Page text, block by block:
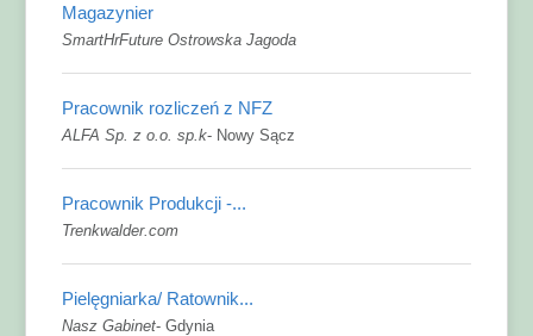
Magazynier
SmartHrFuture Ostrowska Jagoda
Pracownik rozliczeń z NFZ
ALFA Sp. z o.o. sp.k- Nowy Sącz
Pracownik Produkcji -...
Trenkwalder.com
Pielęgniarka/ Ratownik...
Nasz Gabinet-Gdynia